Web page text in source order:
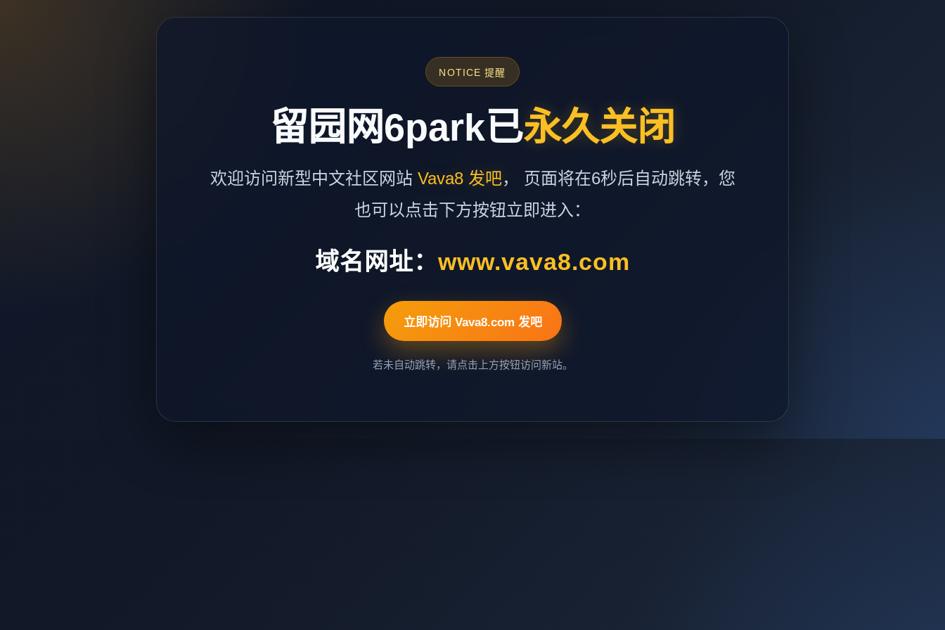
NOTICE 提醒
留园网6park已永久关闭
欢迎访问新型中文社区网站 Vava8 发吧， 页面将在6秒后自动跳转，您
也可以点击下方按钮立即进入：
域名网址： www.vava8.com
立即访问 Vava8.com 发吧
若未自动跳转，请点击上方按钮访问新站。